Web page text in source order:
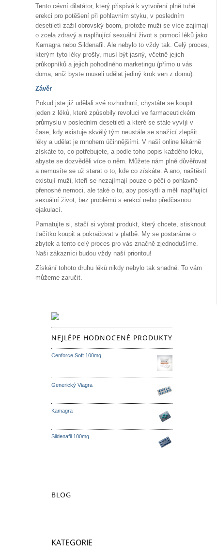
Tento cévní dilatátor, který přispívá k vytvoření plně tuhé
erekci pro potěšení při pohlavním styku, v posledním
desetiletí zažil obrovský boom, protože muži se více zajímají
o zcela zdravý a naplňující sexuální život s pomocí léků jako
Kamagra nebo Sildenafil. Ale nebylo to vždy tak. Celý proces,
kterým tyto léky prošly, musí být jasný, včetně jejich
průkopníků a jejich pohodlného marketingu (přímo u vás
doma, aniž byste museli udělat jediný krok ven z domu).
Závěr
Pokud jste již udělali své rozhodnutí, chystáte se koupit
jeden z léků, které způsobily revoluci ve farmaceutickém
průmyslu v posledním desetiletí a které se stále vyvíjí v
čase, kdy existuje skvělý tým neustále se snažící zlepšit
léky a udělat je mnohem účinnějšími. V naší online lékárně
získáte to, co potřebujete, a podle toho popis každého léku,
abyste se dozvěděli více o něm. Můžete nám plně důvěřovat
a nemusíte se už starat o to, kde co získáte. A ano, naštěstí
existují muži, kteří se nezajímají pouze o péči o pohlavně
přenosné nemoci, ale také o to, aby poskytli a měli naplňující
sexuální život, bez problémů s erekcí nebo předčasnou
ejakulací.
Pamatujte si, stačí si vybrat produkt, který chcete, stisknout
tlačítko koupit a pokračovat v platbě. My se postaráme o
zbytek a tento celý proces pro vás značně zjednodušíme.
Naši zákazníci budou vždy naší prioritou!
Získání tohoto druhu léků nikdy nebylo tak snadné. To vám
můžeme zaručit.
NEJLÉPE HODNOCENÉ PRODUKTY
Cenforce Soft 100mg
Generický Viagra
Kamagra
Sildenafil 100mg
BLOG
KATEGORIE